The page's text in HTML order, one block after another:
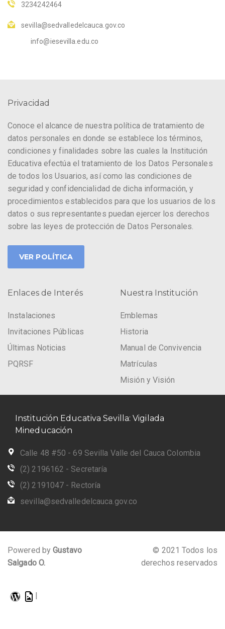
3234242464
sevilla@sedvalledelcauca.gov.co
info@iesevilla.edu.co
Privacidad
Conoce el alcance de nuestra política de tratamiento de
datos personales en donde se establece los términos,
condiciones y finalidades sobre las cuales la Institución
Educativa efectúa el tratamiento de los Datos Personales
de todos los Usuarios, así como las condiciones de
seguridad y confidencialidad de dicha información, y
procedimientos establecidos para que los usuarios de los
datos o sus representantes puedan ejercer los derechos
sobre las leyes de protección de Datos Personales.
VER POLÍTICA
Enlaces de Interés
Instalaciones
Invitaciones Públicas
Últimas Noticias
PQRSF
Nuestra Institución
Emblemas
Historia
Manual de Convivencia
Matrículas
Misión y Visión
Institución Educativa Sevilla: Vigilada
Mineducación
Calle 48 #50 - 69 Sevilla Valle del Cauca Colombia
(2) 2196162 - Secretaría
(2) 2191047 - Rectoría
sevilla@sedvalledelcauca.gov.co
Powered byGustavo
Salgado O.
© 2021 Todos los
derechos reservados